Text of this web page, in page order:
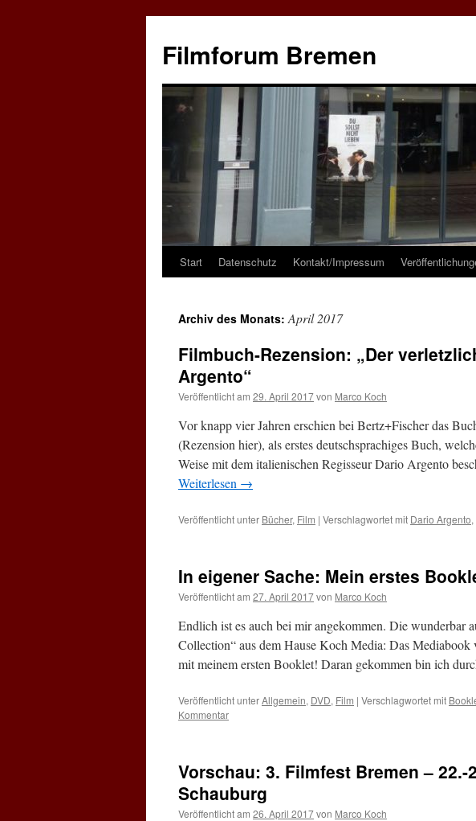
springen
Filmforum Bremen
Start Datenschutz Kontakt/Impressum
Archiv des Monats:April 2017
Filmbuch-Rezension: „Der
Argento“
Veröffentlicht am 29. April 2017von Marco Koch
Vor knapp vier Jahren erschien bei Bertz+Fischer das
(Rezension hier), als erstes deutschsprachiges Buch,
Weise mit dem italienischen Regisseur Dario Argento
Weiterlesen →
Veröffentlicht unter Bücher, Film | Verschlagwortet mit Dario Argento,
In eigener Sache: Mein erstes
Veröffentlicht am 27. April 2017von Marco Koch
Endlich ist es auch bei mir angekommen. Die wunderbar
Collection“ aus dem Hause Koch Media: Das
mit meinem ersten Booklet! Daran gekommen bin ich
Veröffentlicht unterAllgemein, DVD, Film | Verschlagwortet mit
Kommentar
Vorschau: 3. Filmfest Bremen – 22.-
Schauburg
Veröffentlicht am 26. April 2017von Marco Koch